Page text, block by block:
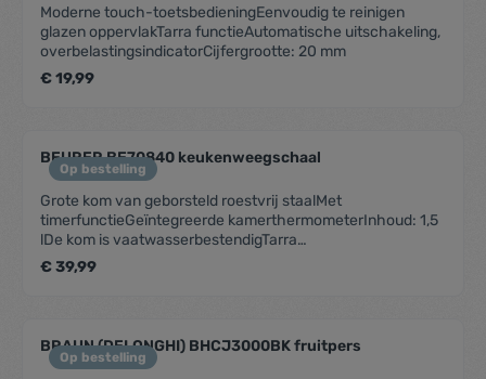
Moderne touch-toetsbedieningEenvoudig te reinigen
glazen oppervlakTarra functieAutomatische uitschakeling,
overbelastingsindicatorCijfergrootte: 20 mm
€ 19,99
Op bestelling
BEURER BE70840 keukenweegschaal
Grote kom van geborsteld roestvrij staalMet
timerfunctieGeïntegreerde kamerthermometerInhoud: 1,5
lDe kom is vaatwasserbestendigTarra
functieAutomatische uitschakeling,
overbelastingsindicatorCijfergrootte: 10 mm
€ 39,99
Op bestelling
BRAUN (DELONGHI) BHCJ3000BK fruitpers